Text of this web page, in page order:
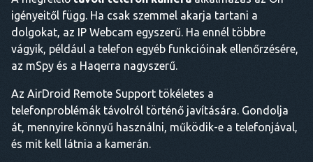
igényeitől függ. Ha csak szemmel akarja tartani a
dolgokat, az IP Webcam egyszerű. Ha ennél többre
vágyik, például a telefon egyéb funkcióinak ellenőrzésére,
az mSpy és a Haqerra nagyszerű.
Az AirDroid Remote Support tökéletes a
telefonproblémák távolról történő javítására. Gondolja
át, mennyire könnyű használni, működik-e a telefonjával,
és mit kell látnia a kamerán.